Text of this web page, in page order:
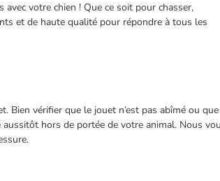
votre chien ! Que ce soit pour chasser,
et de haute qualité pour répondre à tous les
Bien vérifier que le jouet n’est pas abîmé ou que
hors de portée de votre animal. Nous